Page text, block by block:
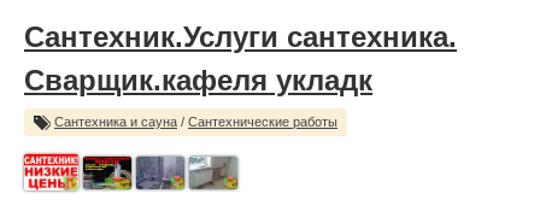
Сантехник.Услуги сантехника.
Сварщик.кафеля укладк
Сантехника и сауна / Сантехнические работы